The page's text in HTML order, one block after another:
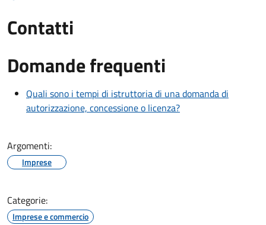
Contatti
Domande frequenti
Quali sono i tempi di istruttoria di una domanda di
autorizzazione, concessione o licenza?
Argomenti:
Imprese
Categorie:
Imprese e commercio